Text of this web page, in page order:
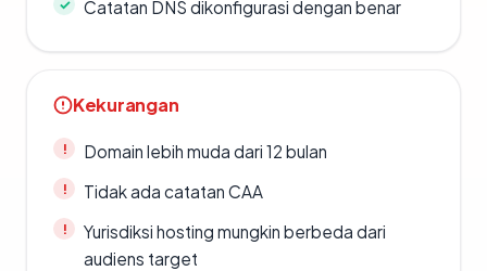
Catatan DNS dikonfigurasi dengan benar
Kekurangan
Domain lebih muda dari 12 bulan
Tidak ada catatan CAA
Yurisdiksi hosting mungkin berbeda dari
audiens target